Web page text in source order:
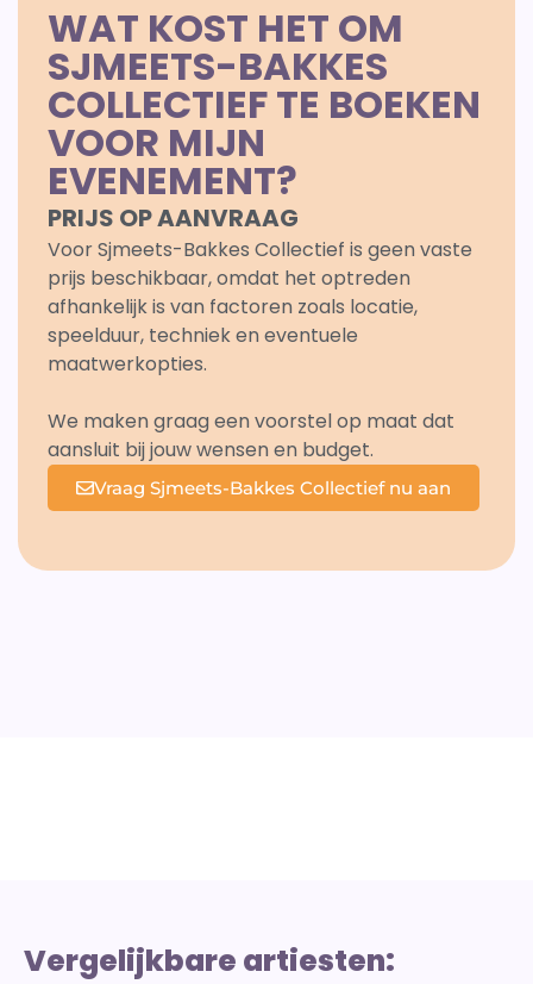
WAT KOST HET OM
SJMEETS-BAKKES
COLLECTIEF TE BOEKEN
VOOR MIJN
EVENEMENT?
PRIJS OP AANVRAAG
Voor Sjmeets-Bakkes Collectief is geen vaste
prijs beschikbaar, omdat het optreden
afhankelijk is van factoren zoals locatie,
speelduur, techniek en eventuele
maatwerkopties.
We maken graag een voorstel op maat dat
aansluit bij jouw wensen en budget.
Vraag Sjmeets-Bakkes Collectief nu aan
Vergelijkbare artiesten: